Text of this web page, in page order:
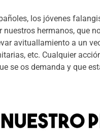
los jóvenes
hermanos, que
avituallamiento a un
etc. Cualquier
se os demanda y que